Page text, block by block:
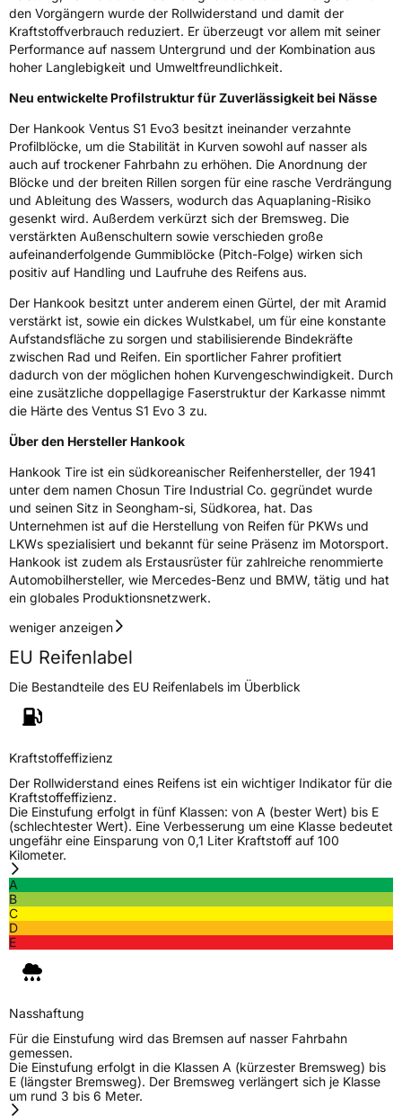
EPREL ID502918
Allgemeine Produktsicherheit (GPSR)
D-63263 Neu-Isenburg Deutschland,
den Vorgängern wurde der Rollwiderstand und damit der
Kraftstoffverbrauch reduziert. Er überzeugt vor allem mit seiner
Performance auf nassem Untergrund und der Kombination aus
hoher Langlebigkeit und Umweltfreundlichkeit.
Neu entwickelte Profilstruktur für Zuverlässigkeit bei Nässe
Der Hankook Ventus S1 Evo3 besitzt ineinander verzahnte
Profilblöcke, um die Stabilität in Kurven sowohl auf nasser als
auch auf trockener Fahrbahn zu erhöhen. Die Anordnung der
Blöcke und der breiten Rillen sorgen für eine rasche Verdrängung
und Ableitung des Wassers, wodurch das Aquaplaning-Risiko
gesenkt wird. Außerdem verkürzt sich der Bremsweg. Die
verstärkten Außenschultern sowie verschieden große
aufeinanderfolgende Gummiblöcke (Pitch-Folge) wirken sich
positiv auf Handling und Laufruhe des Reifens aus.
Der Hankook besitzt unter anderem einen Gürtel, der mit Aramid
verstärkt ist, sowie ein dickes Wulstkabel, um für eine konstante
Aufstandsfläche zu sorgen und stabilisierende Bindekräfte
zwischen Rad und Reifen. Ein sportlicher Fahrer profitiert
dadurch von der möglichen hohen Kurvengeschwindigkeit. Durch
eine zusätzliche doppellagige Faserstruktur der Karkasse nimmt
die Härte des Ventus S1 Evo 3 zu.
Über den Hersteller Hankook
Hankook Tire ist ein südkoreanischer Reifenhersteller, der 1941
unter dem namen Chosun Tire Industrial Co. gegründet wurde
und seinen Sitz in Seongham-si, Südkorea, hat. Das
Unternehmen ist auf die Herstellung von Reifen für PKWs und
LKWs spezialisiert und bekannt für seine Präsenz im Motorsport.
Hankook ist zudem als Erstausrüster für zahlreiche renommierte
Automobilhersteller, wie Mercedes-Benz und BMW, tätig und hat
ein globales Produktionsnetzwerk.
weniger anzeigen
EU Reifenlabel
Die Bestandteile des EU Reifenlabels im Überblick
Kraftstoffeffizienz
Der Rollwiderstand eines Reifens ist ein wichtiger Indikator für die
Kraftstoffeffizienz.
Die Einstufung erfolgt in fünf Klassen: von A (bester Wert) bis E
(schlechtester Wert). Eine Verbesserung um eine Klasse bedeutet
ungefähr eine Einsparung von 0,1 Liter Kraftstoff auf 100
Kilometer.
A
B
C
D
E
Nasshaftung
Für die Einstufung wird das Bremsen auf nasser Fahrbahn
gemessen.
Die Einstufung erfolgt in die Klassen A (kürzester Bremsweg) bis
E (längster Bremsweg). Der Bremsweg verlängert sich je Klasse
um rund 3 bis 6 Meter.